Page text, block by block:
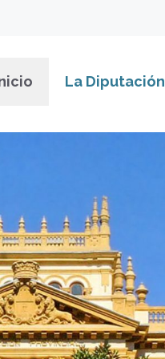
La Diputación